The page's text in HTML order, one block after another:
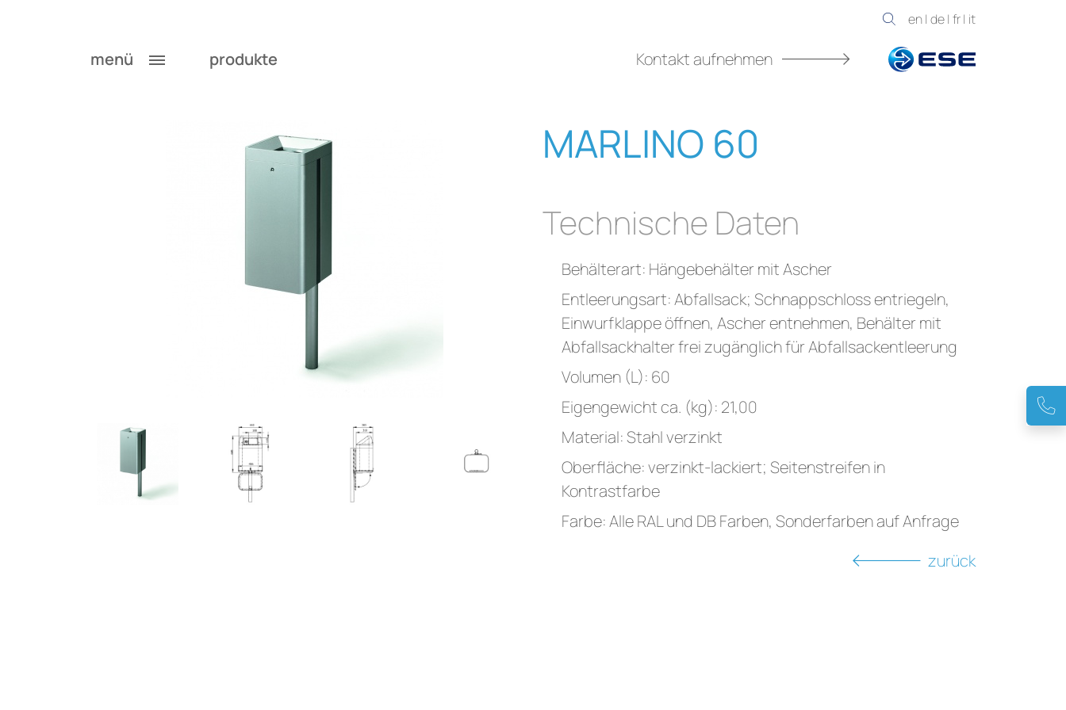
en| de| fr| it
menü produkte Kontakt aufnehmen
MARLINO 60
Technische Daten
Behälterart: Hängebehälter mit Ascher
Entleerungsart: Abfallsack; Schnappschloss entriegeln,
Einwurfklappe öffnen, Ascher entnehmen, Behälter mit
Abfallsackhalter frei zugänglich für Abfallsackentleerung
Volumen (L): 60
Eigengewicht ca. (kg): 21,00
Material: Stahl verzinkt
Oberfläche: verzinkt-lackiert; Seitenstreifen in
Kontrastfarbe
Farbe: Alle RAL und DB Farben, Sonderfarben auf Anfrage
zurück